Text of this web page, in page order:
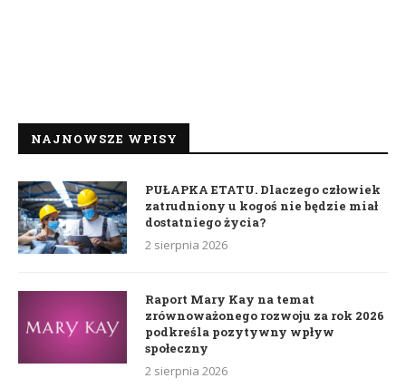
NAJNOWSZE WPISY
PUŁAPKA ETATU. Dlaczego człowiek
zatrudniony u kogoś nie będzie miał
dostatniego życia?
2 sierpnia 2026
Raport Mary Kay na temat
zrównoważonego rozwoju za rok 2026
podkreśla pozytywny wpływ
społeczny
2 sierpnia 2026